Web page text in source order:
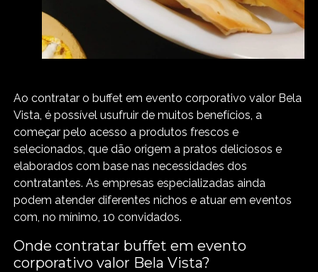
Ao contratar o buffet em evento corporativo valor Bela
Vista, é possível usufruir de muitos benefícios, a
começar pelo acesso a produtos frescos e
selecionados, que dão origem a pratos deliciosos e
elaborados com base nas necessidades dos
contratantes. As empresas especializadas ainda
podem atender diferentes nichos e atuar em eventos
com, no mínimo, 10 convidados.
Onde contratar buffet em evento
corporativo valor Bela Vista?